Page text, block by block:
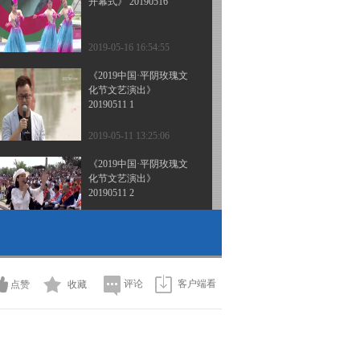
2019-05-16 16:54:55
《2019中国·平阴玫瑰文
化节文艺演出》
20190511 1
2019-05-11 13:25:06
《2019中国·平阴玫瑰文
化节文艺演出》
20190511 2
2016-05-04 21:42:16
点赞 收藏 评论 客户端看